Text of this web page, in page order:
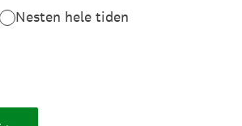
Nesten hele tiden